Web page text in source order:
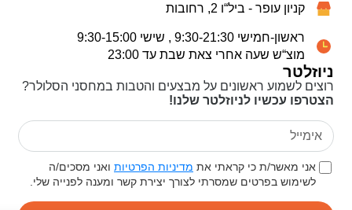
ניוזלטר
רוצים לשמוע ראשונים על מבצעים והטבות במחסני הסלולר?
הצטרפו עכשיו לניוזלטר שלנו!
אני מאשר/ת כי קראתי אתמדיניות הפרטיותואני מסכים/ה
לשימוש בפרטים שמסרתי לצורך יצירת קשר ומענה לפנייה שלי.
קניון עופר - ביל“ו 2, רחובות
ראשון-חמישי 9:30-21:30 , שישי 9:30-15:00
מוצ“ש שעה אחרי צאת שבת עד 23:00